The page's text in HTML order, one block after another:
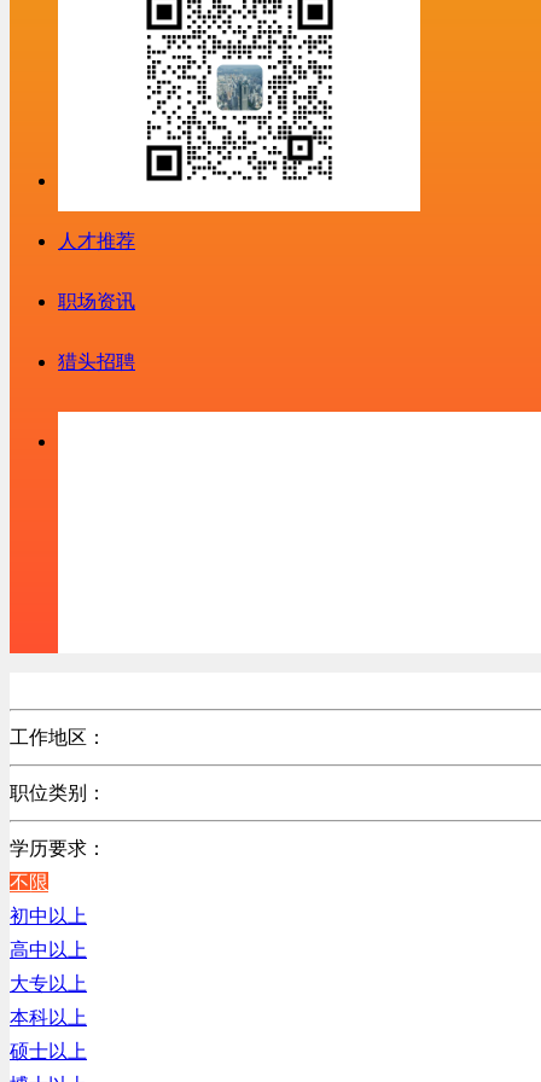
人才推荐
职场资讯
猎头招聘
工作地区：
不限
北京
广东
江苏
陕西
浙江
辽宁
上海
职位类别：
不限
机械制造/仪器仪表类
计算机硬件类
销售管理类
计算机软件类
贸易/物流/仓储/采购类
客服及凯发娱乐网址的技术支持类
高级管理类
学历要求：
不限
初中以上
高中以上
大专以上
本科以上
硕士以上